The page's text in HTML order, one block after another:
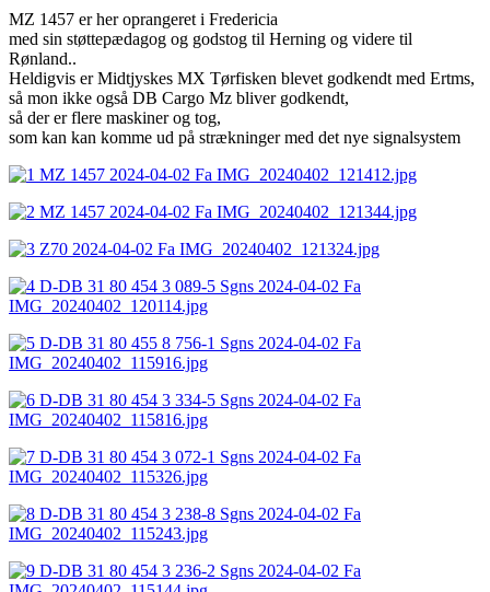
MZ 1457 er her oprangeret i Fredericia
med sin støttepædagog og godstog til Herning og videre til
Rønland..
Heldigvis er Midtjyskes MX Tørfisken blevet godkendt med Ertms,
så mon ikke også DB Cargo Mz bliver godkendt,
så der er flere maskiner og tog,
som kan kan komme ud på strækninger med det nye signalsystem